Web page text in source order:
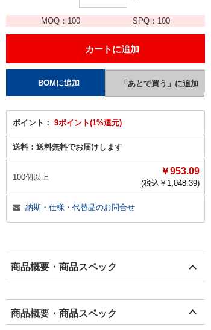
MOQ： 100 SPQ： 100
ポイント： 9ポイント(1%還元)
送料： 送料無料でお届けします
100個以上
￥953.09
(税込￥ 1,048.39)
納期・仕様・代替品のお問合せ
商品概要・商品スペック
商品概要・商品スペック